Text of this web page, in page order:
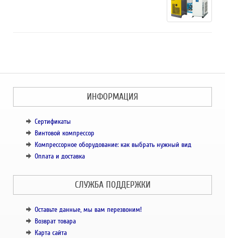
ИНФОРМАЦИЯ
Сертификаты
Винтовой компрессор
Компрессорное оборудование: как выбрать нужный вид
Оплата и доставка
СЛУЖБА ПОДДЕРЖКИ
Оставьте данные, мы вам перезвоним!
Возврат товара
Карта сайта